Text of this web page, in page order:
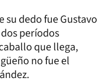
su dedo fue Gustavo
períodos
que llega,
no fue el